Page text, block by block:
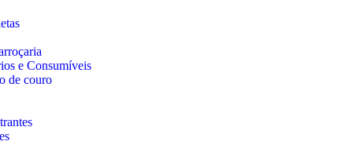
e Consumíveis
de couro